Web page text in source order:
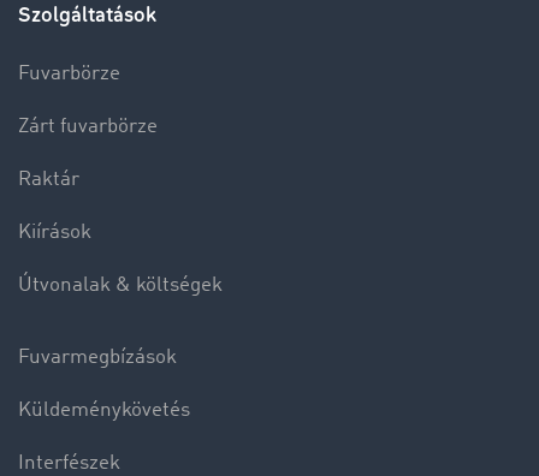
Szolgáltatások
Fuvarbörze
Zárt fuvarbörze
Raktár
Kiírások
Útvonalak & költségek
Fuvarmegbízások
Küldeménykövetés
Interfészek